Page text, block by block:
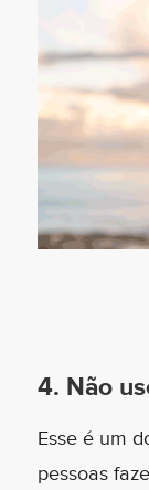
4. Não
Esse é um
pessoas